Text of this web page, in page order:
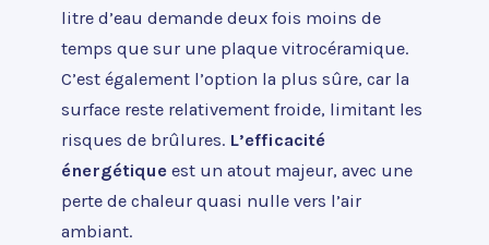
litre d’eau demande deux fois moins de
temps que sur une plaque vitrocéramique.
C’est également l’option la plus sûre, car la
surface reste relativement froide, limitant les
risques de brûlures. L’efficacité
énergétique est un atout majeur, avec une
perte de chaleur quasi nulle vers l’air
ambiant.